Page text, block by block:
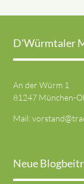
D'Würmtaler
An der Würm 1
81247 München-
Mail:
Neue